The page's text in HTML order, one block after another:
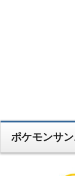
ポケモンサ